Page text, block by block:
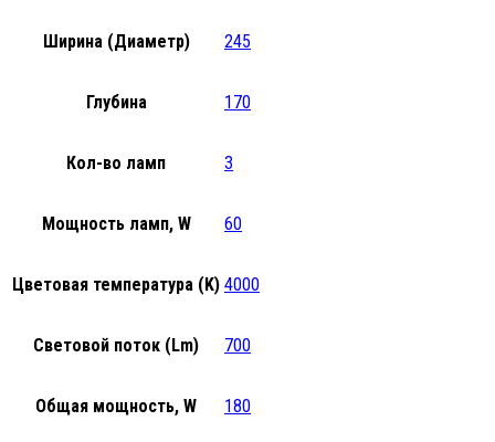
Ширина (Диаметр) 245
Глубина 170
Кол-во ламп 3
Мощность ламп, W 60
Цветовая температура (K) 4000
Световой поток (Lm) 700
Общая мощность, W 180